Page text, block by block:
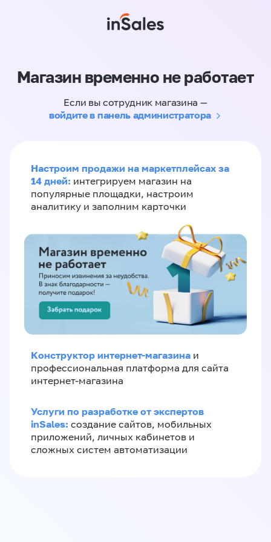
Магазин временно не работает
Если вы сотрудник магазина —
войдите в панель администратора
Настроим продажи на маркетплейсах за
14 дней: интегрируем магазин на
популярные площадки, настроим
аналитику и заполним карточки
Конструктор интернет-магазина и
профессиональная платформа для сайта
интернет-магазина
Услуги по разработке от экспертов
inSales: создание сайтов, мобильных
приложений, личных кабинетов и
сложных систем автоматизации